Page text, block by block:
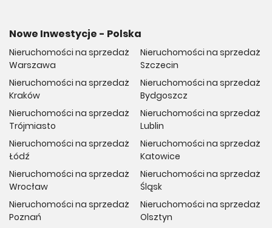
Nowe Inwestycje - Polska
Nieruchomości na sprzedaż
Warszawa
Nieruchomości na sprzedaż
Kraków
Nieruchomości na sprzedaż
Trójmiasto
Nieruchomości na sprzedaż
Łódź
Nieruchomości na sprzedaż
Wrocław
Nieruchomości na sprzedaż
Poznań
Nieruchomości na sprzedaż
Szczecin
Nieruchomości na sprzedaż
Bydgoszcz
Nieruchomości na sprzedaż
Lublin
Nieruchomości na sprzedaż
Katowice
Nieruchomości na sprzedaż
Śląsk
Nieruchomości na sprzedaż
Olsztyn